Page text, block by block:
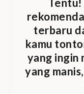
terbaru
kamu
yang ingin
yang